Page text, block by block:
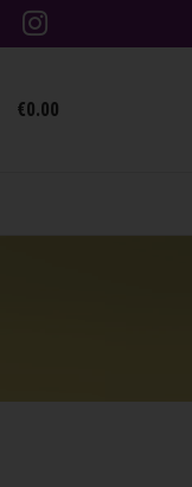
€0.00